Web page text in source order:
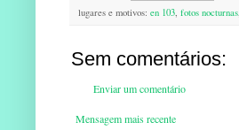
lugares e motivos: en 103 fotos nocturnas
Sem comentários:
Enviar um comentário
Mensagem mais recente